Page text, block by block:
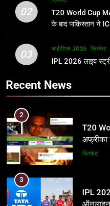
उम्र,
जानकारी
क्रिकेट
2
T20
3
IPL
आईपीएल
4
IPL
स्टेडियम
02
T20 World Cup
के बाद पाकिस्तान ने
03 आईपीएल 2026 क्रिकेट
IPL 2026 लाइव
Recent News
फाइनल
समीकरण
T20 वर्ल्ड
1
अर्जुन
उम्र,
2
T20
अफ्रीका
और
क्रिकेट
3
IPL